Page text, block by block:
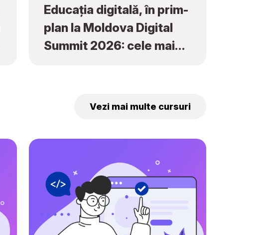
Educația digitală, în prim-
plan la Moldova Digital
Summit 2026: cele mai
„Tekwill JuniorVezi mai multe cursuri